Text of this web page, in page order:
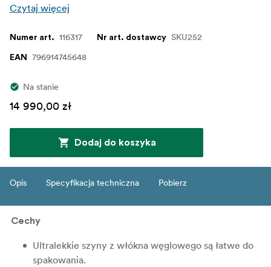
Czytaj więcej
Numer art. 116317 Nr art. dostawcy SKU252
EAN 796914745648
Na stanie
14 990,00 zł
Dodaj do koszyka
Opis Specyfikacja techniczna Pobierz
Cechy
Ultralekkie szyny z włókna węglowego są łatwe do
spakowania.